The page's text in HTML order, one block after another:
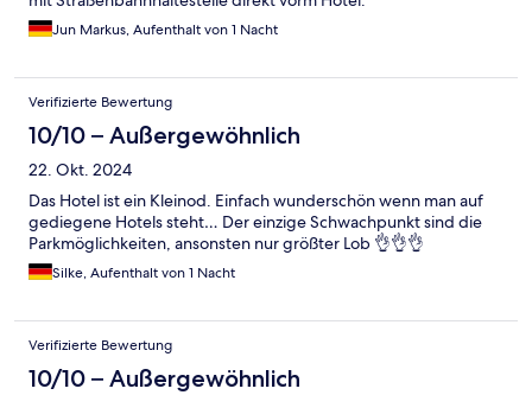
Jun Markus, Aufenthalt von 1 Nacht
Verifizierte Bewertung
10/10 – Außergewöhnlich
22. Okt. 2024
Das Hotel ist ein Kleinod. Einfach wunderschön wenn man auf
gediegene Hotels steht… Der einzige Schwachpunkt sind die
Parkmöglichkeiten, ansonsten nur größter Lob 👌👌👌
Silke, Aufenthalt von 1 Nacht
Verifizierte Bewertung
10/10 – Außergewöhnlich